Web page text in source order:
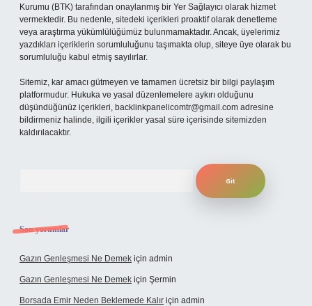
Kurumu (BTK) tarafından onaylanmış bir Yer Sağlayıcı olarak hizmet
vermektedir. Bu nedenle, sitedeki içerikleri proaktif olarak denetleme
veya araştırma yükümlülüğümüz bulunmamaktadır. Ancak, üyelerimiz
yazdıkları içeriklerin sorumluluğunu taşımakta olup, siteye üye olarak bu
sorumluluğu kabul etmiş sayılırlar.
Sitemiz, kar amacı gütmeyen ve tamamen ücretsiz bir bilgi paylaşım
platformudur. Hukuka ve yasal düzenlemelere aykırı olduğunu
düşündüğünüz içerikleri, backlinkpanelicomtr@gmail.com adresine
bildirmeniz halinde, ilgili içerikler yasal süre içerisinde sitemizden
kaldırılacaktır.
Son yorumlar
Gazın Genleşmesi Ne Demek için admin
Gazın Genleşmesi Ne Demek için Şermin
Borsada Emir Neden Beklemede Kalır için admin